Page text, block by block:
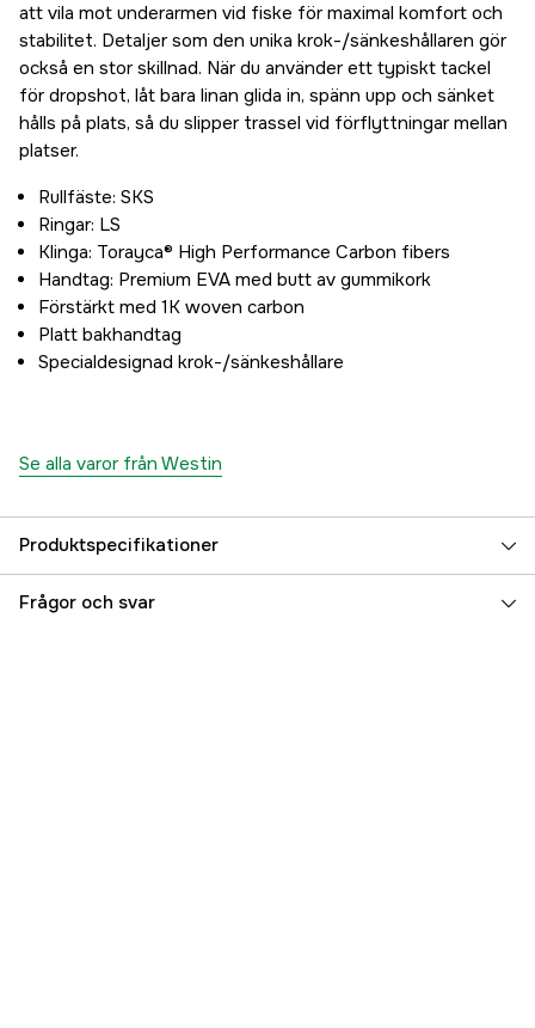
att vila mot underarmen vid fiske för maximal komfort och
stabilitet. Detaljer som den unika krok-/sänkeshållaren gör
också en stor skillnad. När du använder ett typiskt tackel
för dropshot, låt bara linan glida in, spänn upp och sänket
hålls på plats, så du slipper trassel vid förflyttningar mellan
platser.
Rullfäste: SKS
Ringar: LS
Klinga: Torayca® High Performance Carbon fibers
Handtag: Premium EVA med butt av gummikork
Förstärkt med 1K woven carbon
Platt bakhandtag
Specialdesignad krok-/sänkeshållare
Se alla varor från Westin
Produktspecifikationer
Referensnummer 5000035132
Frågor och svar